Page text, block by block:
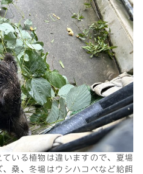
いる植物は違いますので、夏場
桑、冬場はウシハコベなど給餌